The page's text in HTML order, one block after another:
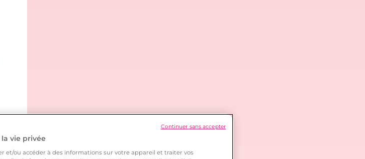
vie privée
et/ou accéder à des informations sur votre appareil et traiter vos
Continuer sans accepter